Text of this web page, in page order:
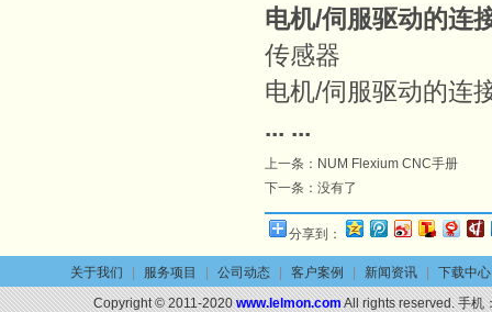
电机/伺服驱动的连
传感器
电机/伺服驱动的连
... ...
上一条： NUM Flexium CNC手册
下一条：没有了
分享到：
关于我们 服务项目 公司动态 客户案例 新闻资讯
下载中心
Copyright © 2011-2020www.lelmon.comAll rights reserved. 手机